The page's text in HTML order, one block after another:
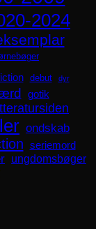
2024
debut dyr
gotik
ondskab
seriemord
ungdomsbøger